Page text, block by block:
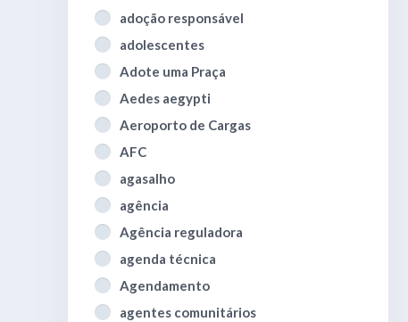
adoção responsável
adolescentes
Adote uma Praça
Aedes aegypti
Aeroporto de Cargas
AFC
agasalho
agência
Agência reguladora
agenda técnica
Agendamento
agentes comunitários